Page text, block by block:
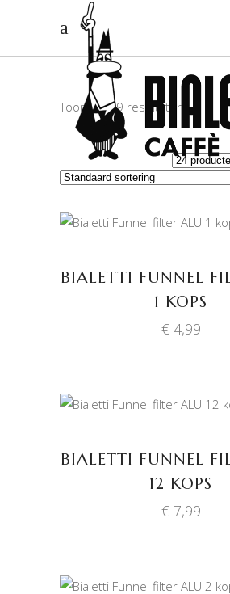
Toont alle 9 resultaten
BIALETTI FUNNEL
1 KOPS
€4,99
BIALETTI FUNNEL
12 KOPS
€7,99